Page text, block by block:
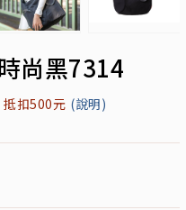
尚黑7314
扣500元 (說明)